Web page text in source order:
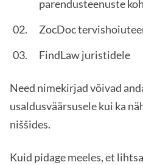
parendusteenuste
ZocDoc
FindLaw juristidele
Need nimekirjad võivad
usaldusväärsusele kui ka
niššides.
Kuid pidage meeles, et